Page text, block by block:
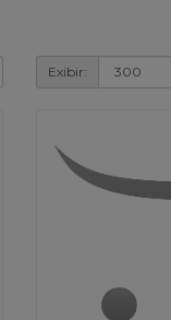
Exibir: